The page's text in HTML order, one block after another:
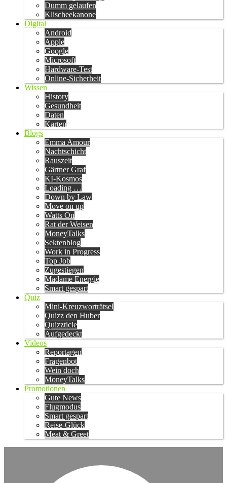
Dumm gelaufen
Klischeekanone
Digital
Android
Apple
Google
Microsoft
Hardware-Test
Online-Sicherheit
Wissen
History
Gesundheit
Daten
Karten
Blogs
Emma Amour
Nachtschicht
Rauszeit
Gärtner Graf
KI-Kosmos
Loading …
Down by Law
Move on up
Watts On
Rat der Weisen
MoneyTalks
Sektenblog
Work in Progress
Top Job
Zugestiegen
Madame Energie
Smart gespart
Quiz
Mini-Kreuzworträtsel
Quizz den Huber
Quizzticle
Aufgedeckt
Videos
Reportagen
Fragenbot
Wein doch
MoneyTalks
Promotionen
Gute News
Flugmodus
Smart gespart
Reise-Glück
Meat & Greet